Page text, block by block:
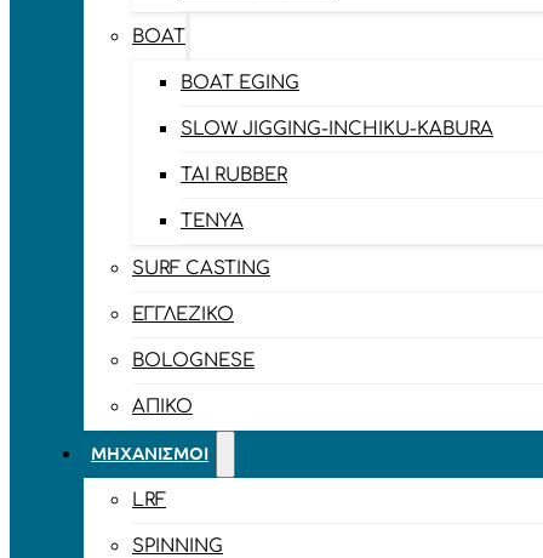
BOAT
BOAT EGING
SLOW JIGGING-INCHIKU-KABURA
TAI RUBBER
TENYA
SURF CASTING
ΕΓΓΛΈΖΙΚΟ
BOLOGNESE
ΑΠΊΚΟ
ΜΗΧΑΝΙΣΜΟΊ
LRF
SPINNING